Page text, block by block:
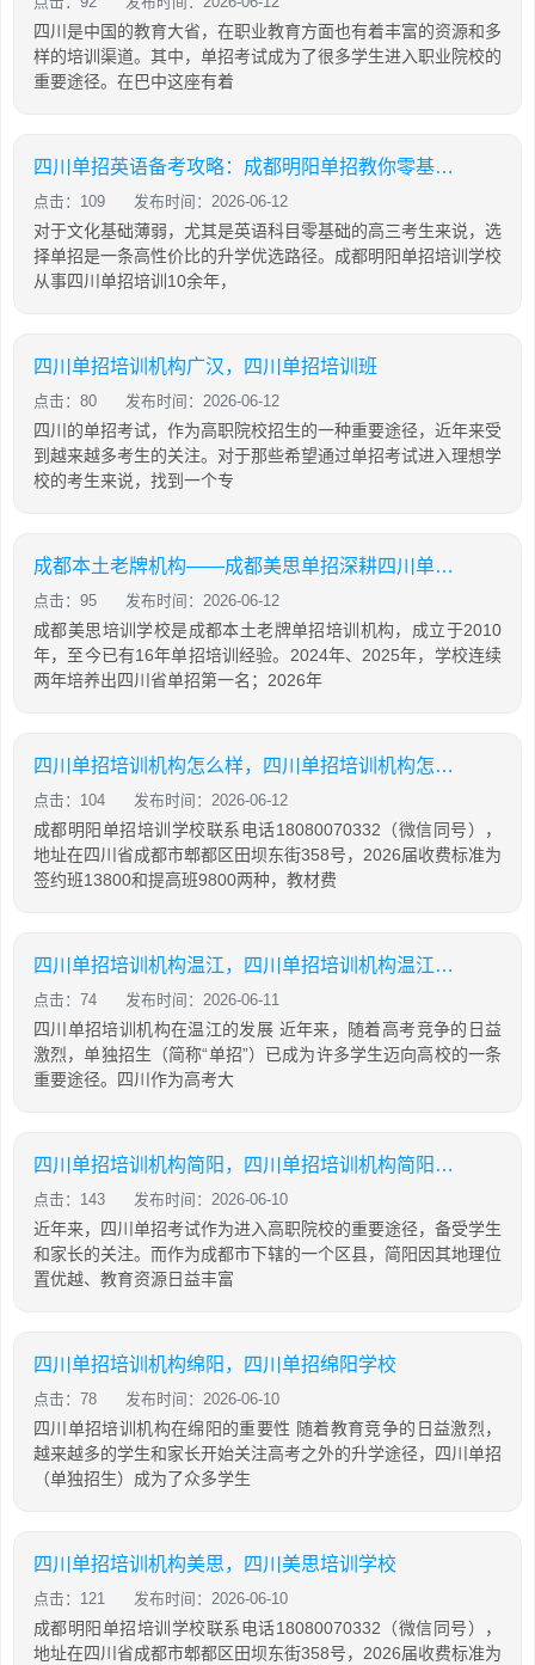
四川是中国的教育大省，在职业教育方面也有着丰富的资源和多
样的培训渠道。其中，单招考试成为了很多学生进入职业院校的
重要途径。在巴中这座有着
四川单招英语备考攻略：成都明阳单招教你零基础也能有效提分
点击：109 发布时间：2026-06-12
对于文化基础薄弱，尤其是英语科目零基础的高三考生来说，选
择单招是一条高性价比的升学优选路径。成都明阳单招培训学校
从事四川单招培训10余年，
四川单招培训机构广汉，四川单招培训班
点击：80 发布时间：2026-06-12
四川的单招考试，作为高职院校招生的一种重要途径，近年来受
到越来越多考生的关注。对于那些希望通过单招考试进入理想学
校的考生来说，找到一个专
成都本土老牌机构——成都美思单招深耕四川单招16年，助力学生录取公办院校！
点击：95 发布时间：2026-06-12
成都美思培训学校是成都本土老牌单招培训机构，成立于2010
年，至今已有16年单招培训经验。2024年、2025年，学校连续
两年培养出四川省单招第一名；2026年
四川单招培训机构怎么样，四川单招培训机构怎么样知乎
点击：104 发布时间：2026-06-12
成都明阳单招培训学校联系电话18080070332（微信同号），
地址在四川省成都市郫都区田坝东街358号，2026届收费标准为
签约班13800和提高班9800两种，教材费
四川单招培训机构温江，四川单招培训机构温江有哪些
点击：74 发布时间：2026-06-11
四川单招培训机构在温江的发展 近年来，随着高考竞争的日益
激烈，单独招生（简称“单招”）已成为许多学生迈向高校的一条
重要途径。四川作为高考大
四川单招培训机构简阳，四川单招培训机构简阳地址
点击：143 发布时间：2026-06-10
近年来，四川单招考试作为进入高职院校的重要途径，备受学生
和家长的关注。而作为成都市下辖的一个区县，简阳因其地理位
置优越、教育资源日益丰富
四川单招培训机构绵阳，四川单招绵阳学校
点击：78 发布时间：2026-06-10
四川单招培训机构在绵阳的重要性 随着教育竞争的日益激烈，
越来越多的学生和家长开始关注高考之外的升学途径，四川单招
（单独招生）成为了众多学生
四川单招培训机构美思，四川美思培训学校
点击：121 发布时间：2026-06-10
成都明阳单招培训学校联系电话18080070332（微信同号），
地址在四川省成都市郫都区田坝东街358号，2026届收费标准为